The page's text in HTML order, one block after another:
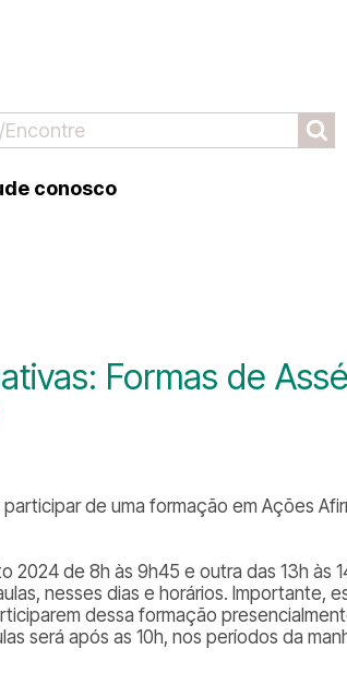
conosco
Formas de
de uma formação em Ações
de 8h às 9h45 e outra das 13h às
nesses dias e horários. Importante,
dessa formação
será após as 10h, nos períodos da